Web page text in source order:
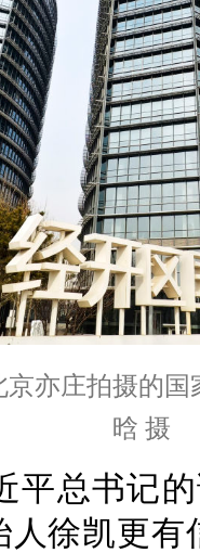
京亦庄拍摄的
晗 摄
平总书记
人徐凯更